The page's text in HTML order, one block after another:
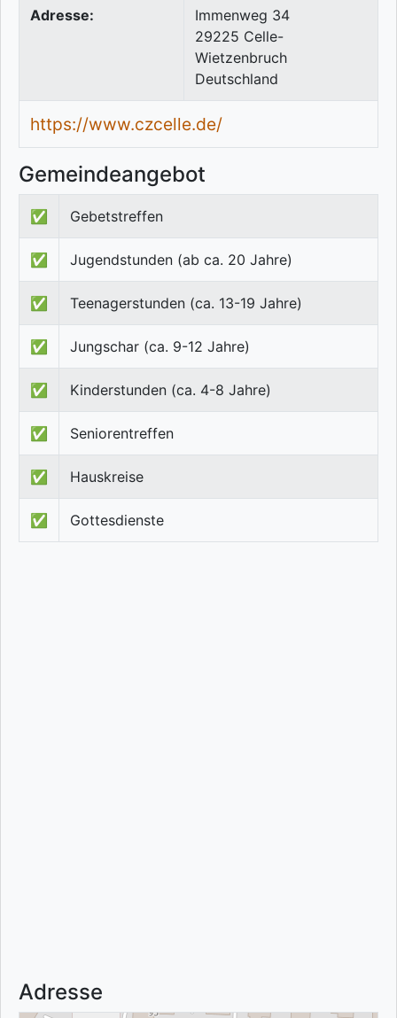
Adresse:
Immenweg 34
29225 Celle-
Wietzenbruch
Deutschland
https://www.czcelle.de/
Gemeindeangebot
✅ Gebetstreffen
✅ Jugendstunden (ab ca. 20 Jahre)
✅ Teenagerstunden (ca. 13-19 Jahre)
✅ Jungschar (ca. 9-12 Jahre)
✅ Kinderstunden (ca. 4-8 Jahre)
✅ Seniorentreffen
✅ Hauskreise
✅ Gottesdienste
Adresse